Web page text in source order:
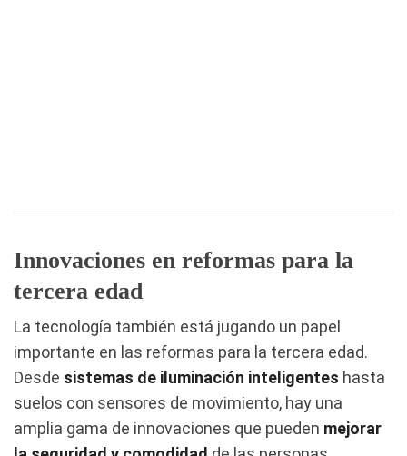
Innovaciones en reformas para la
tercera edad
La tecnología también está jugando un papel
importante en las reformas para la tercera edad.
Desde sistemas de iluminación inteligentes hasta
suelos con sensores de movimiento, hay una
amplia gama de innovaciones que pueden mejorar